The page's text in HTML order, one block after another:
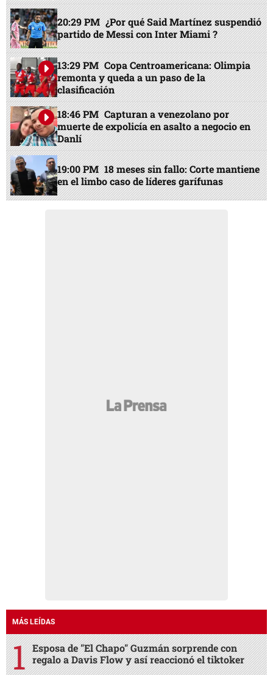
20:29 PM ¿Por qué Said Martínez suspendió
partido de Messi con Inter Miami ?
13:29 PM Copa Centroamericana: Olimpia
remonta y queda a un paso de la
clasificación
18:46 PM Capturan a venezolano por
muerte de expolicía en asalto a negocio en
Danlí
19:00 PM 18 meses sin fallo: Corte mantiene
en el limbo caso de líderes garífunas
MÁS LEÍDAS
Esposa de "El Chapo" Guzmán sorprende con
regalo a Davis Flow y así reaccionó el tiktoker